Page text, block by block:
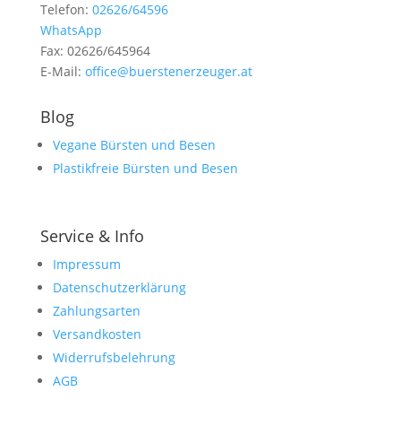
Telefon: 02626/64596
WhatsApp
Fax: 02626/645964
E-Mail: office@buerstenerzeuger.at
Blog
Vegane Bürsten und Besen
Plastikfreie Bürsten und Besen
Service & Info
Impressum
Datenschutzerklärung
Zahlungsarten
Versandkosten
Widerrufsbelehrung
AGB